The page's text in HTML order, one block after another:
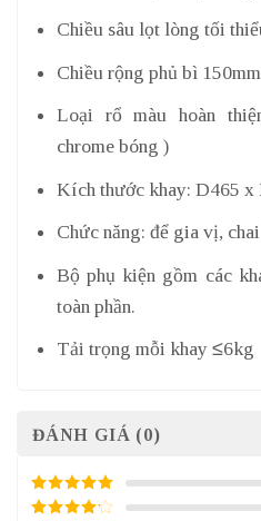
Chiều sâu lọt lòng tối
Chiều rộng phủ bì 150mm
Loại rổ màu hoàn
chrome bóng )
Kích thước khay: D465 x
Chức năng: để gia vị,
Bộ phụ kiện gồm các
toàn phần.
Tải trọng mỗi khay ≤6kg
ĐÁNH GIÁ (0)
5/ 5 điểm